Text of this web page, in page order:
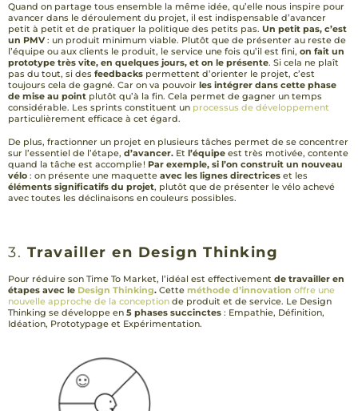
Quand on partage tous ensemble la même idée, qu’elle nous inspire pour
avancer dans le déroulement du projet, il est indispensable d’avancer
petit à petit et de pratiquer la politique des petits pas. Un petit pas, c’est
un PMV: un produit minimum viable. Plutôt que de présenter au reste de
l’équipe ou aux clients le produit, le service une fois qu’il est fini, on fait un
prototype très vite, en quelques jours, et on le présente. Si cela ne plaît
pas du tout, si des feedbacks permettent d’orienter le projet, c’est
toujours cela de gagné. Car on va pouvoir les intégrer dans cette phase
de mise au point plutôt qu’à la fin. Cela permet de gagner un temps
considérable. Les sprints constituent un processus de développement
particulièrement efficace à cet égard.
De plus, fractionner un projet en plusieurs tâches permet de se concentrer
sur l’essentiel de l’étape, d’avancer. Et l’équipe est très motivée, contente
quand la tâche est accomplie ! Par exemple, si l’on construit un nouveau
vélo : on présente une maquette avec les lignes directrices et les
éléments significatifs du projet, plutôt que de présenter le vélo achevé
avec toutes les déclinaisons en couleurs possibles.
3. Travailler en Design Thinking
Pour réduire son Time To Market, l’idéal est effectivement de travailler en
étapes avec le Design Thinking. Cette méthode d’innovation offre une
nouvelle approche de la conception de produit et de service. Le Design
Thinking se développe en 5 phases succinctes : Empathie, Définition,
Idéation, Prototypage et Expérimentation.